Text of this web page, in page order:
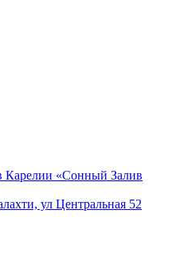
ул Центральная 52